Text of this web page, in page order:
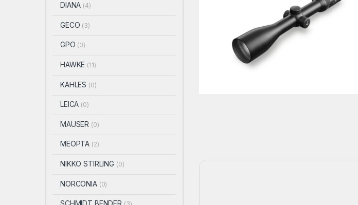
DIANA (4)
GECO (3)
GPO (3)
HAWKE (11)
KAHLES (0)
LEICA (0)
MAUSER (0)
MEOPTA (2)
NIKKO STIRLING (0)
NORCONIA (0)